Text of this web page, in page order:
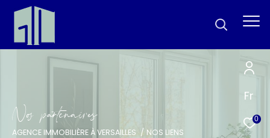
Fr
0
No patenaie
AGENCE IMMOBILIÈRE À VERSAILLES NOS LIENS